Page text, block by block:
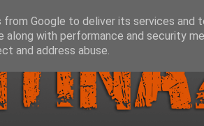
Google to deliver its services and
along with performance and security
and address abuse.